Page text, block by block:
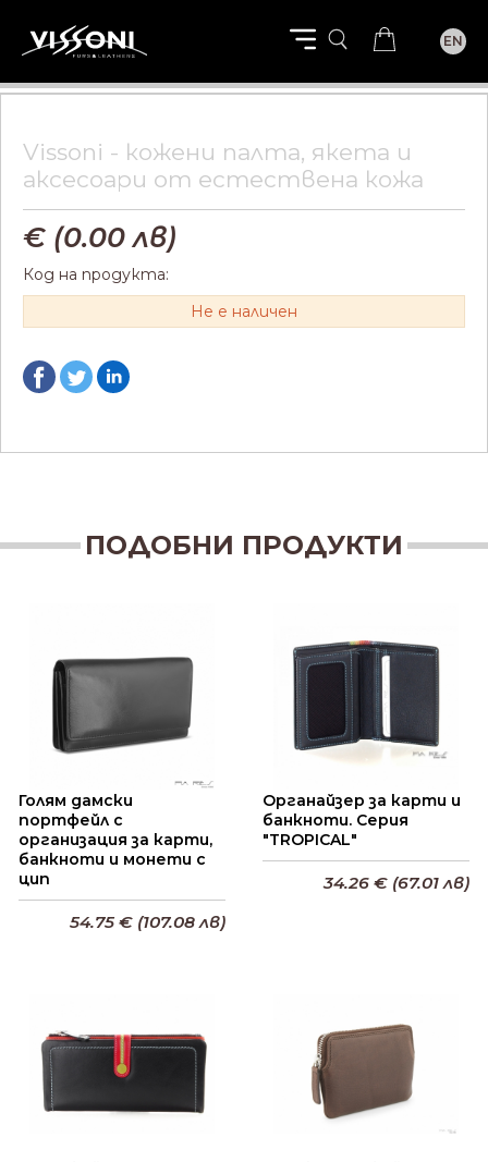
EN
Vissoni - кожени палта, якета и
aксесоари от естествена кожа
€ (0.00 лв)
Код на продукта:
Не е наличен
ПОДОБНИ ПРОДУКТИ
Голям дамски
портфейл с
организация за карти,
банкноти и монети с
цип
54.75 € (107.08 лв)
Органайзер за карти и
банкноти. Серия
"TROPICAL"
34.26 € (67.01 лв)